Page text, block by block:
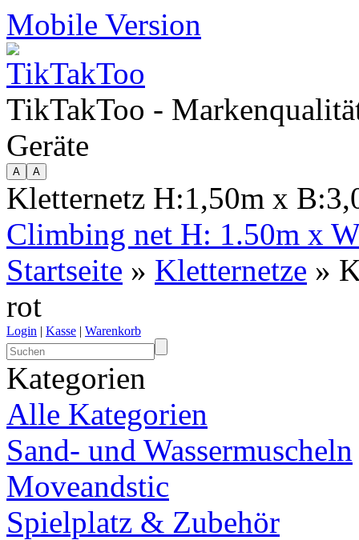
Mobile Version
TikTakToo -
Geräte
Kletternetz H:1,50m x
Climbing net H: 1.50m x
Startseite » Kletternetze »
rot
Login | Kasse | Warenkorb
Kategorien
Alle Kategorien
Sand- und Wassermuscheln
Moveandstic
Spielplatz & Zubehör